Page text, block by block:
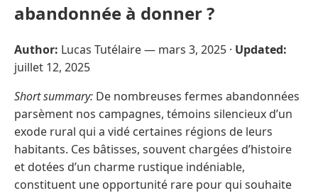
abandonnée à donner ?
Author: Lucas Tutélaire — mars 3, 2025 · Updated:
juillet 12, 2025
Short summary: De nombreuses fermes abandonnées
parsèment nos campagnes, témoins silencieux d’un
exode rural qui a vidé certaines régions de leurs
habitants. Ces bâtisses, souvent chargées d’histoire
et dotées d’un charme rustique indéniable,
constituent une opportunité rare pour qui souhaite